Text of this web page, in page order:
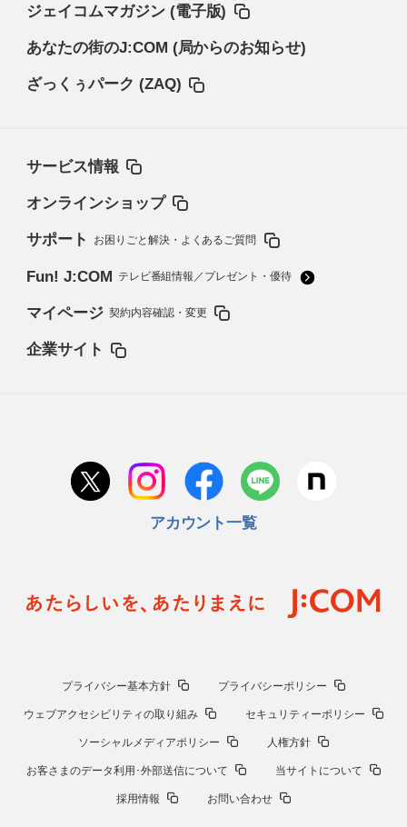
ジェイコムマガジン (電子版)
あなたの街のJ:COM (局からのお知らせ)
ざっくぅパーク (ZAQ)
サービス情報
オンラインショップ
サポート お困りごと解決・よくあるご質問
Fun! J:COM テレビ番組情報／プレゼント・優待
マイページ 契約内容確認・変更
企業サイト
アカウント一覧
プライバシー基本方針 プライバシーポリシー
ウェブアクセシビリティの取り組み セキュリティーポリシー
ソーシャルメディアポリシー 人権方針
お客さまのデータ利用･外部送信について 当サイトについて
採用情報 お問い合わせ